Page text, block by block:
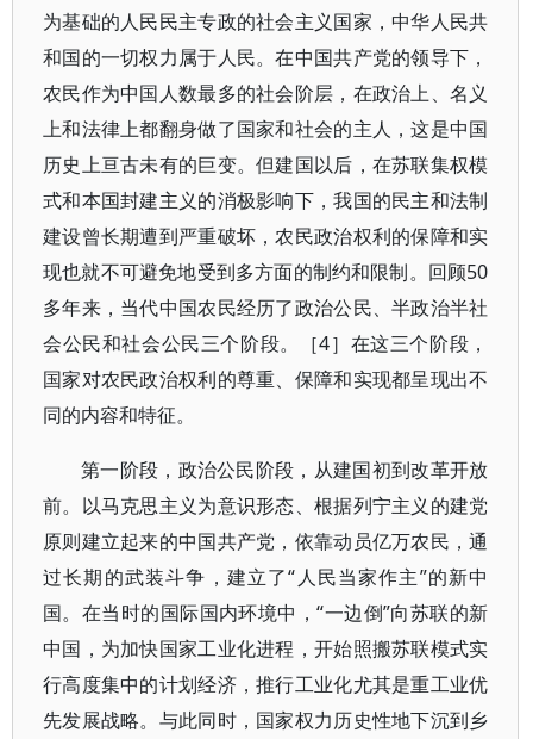
为基础的人民民主专政的社会主义国家，中华人民共
和国的一切权力属于人民。在中国共产党的领导下，
农民作为中国人数最多的社会阶层，在政治上、名义
上和法律上都翻身做了国家和社会的主人，这是中国
历史上亘古未有的巨变。但建国以后，在苏联集权模
式和本国封建主义的消极影响下，我国的民主和法制
建设曾长期遭到严重破坏，农民政治权利的保障和实
现也就不可避免地受到多方面的制约和限制。回顾50
多年来，当代中国农民经历了政治公民、半政治半社
会公民和社会公民三个阶段。［4］在这三个阶段，
国家对农民政治权利的尊重、保障和实现都呈现出不
同的内容和特征。
第一阶段，政治公民阶段，从建国初到改革开放
前。以马克思主义为意识形态、根据列宁主义的建党
原则建立起来的中国共产党，依靠动员亿万农民，通
过长期的武装斗争，建立了“人民当家作主”的新中
国。在当时的国际国内环境中，“一边倒”向苏联的新
中国，为加快国家工业化进程，开始照搬苏联模式实
行高度集中的计划经济，推行工业化尤其是重工业优
先发展战略。与此同时，国家权力历史性地下沉到乡